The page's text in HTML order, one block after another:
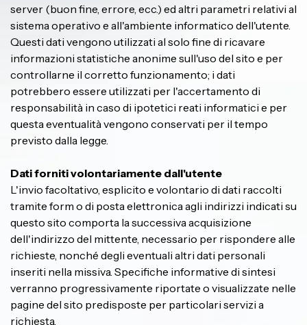
server (buon fine, errore, ecc.) ed altri parametri relativi al
sistema operativo e all'ambiente informatico dell'utente.
Questi dati vengono utilizzati al solo fine di ricavare
informazioni statistiche anonime sull'uso del sito e per
controllarne il corretto funzionamento; i dati
potrebbero essere utilizzati per l'accertamento di
responsabilità in caso di ipotetici reati informatici e per
questa eventualità vengono conservati per il tempo
previsto dalla legge.
Dati forniti volontariamente dall'utente
L'invio facoltativo, esplicito e volontario di dati raccolti
tramite form o di posta elettronica agli indirizzi indicati su
questo sito comporta la successiva acquisizione
dell'indirizzo del mittente, necessario per rispondere alle
richieste, nonché degli eventuali altri dati personali
inseriti nella missiva. Specifiche informative di sintesi
verranno progressivamente riportate o visualizzate nelle
pagine del sito predisposte per particolari servizi a
richiesta.